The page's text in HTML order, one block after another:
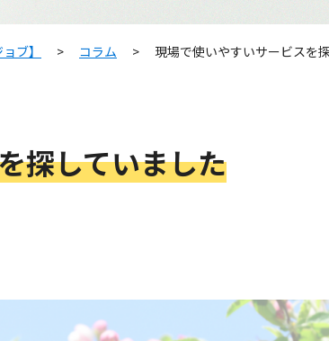
ブ】 > コラム > 現場で使いやすいサービスを
探していました